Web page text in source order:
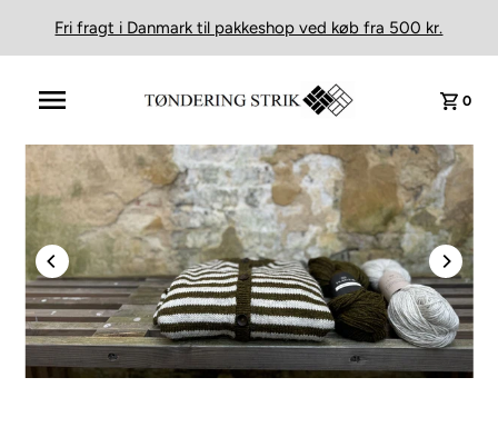
Fri fragt i Danmark til pakkeshop ved køb fra 500 kr.
0